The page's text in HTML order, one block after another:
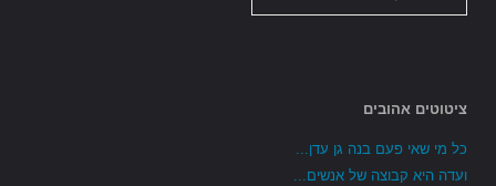
ציטוטים אהובים
כל מי שאי פעם בנה גן עדן...
ועדה היא קבוצה של אנשים...